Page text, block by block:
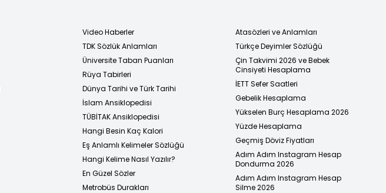
Video Haberler
TDK Sözlük Anlamları
Üniversite Taban Puanları
Rüya Tabirleri
Dünya Tarihi ve Türk Tarihi
İslam Ansiklopedisi
TÜBİTAK Ansiklopedisi
Hangi Besin Kaç Kalori
Eş Anlamlı Kelimeler Sözlüğü
Hangi Kelime Nasıl Yazılır?
En Güzel Sözler
Metrobüs Durakları
Atasözleri ve Anlamları
Türkçe Deyimler Sözlüğü
Çin Takvimi 2026 ve Bebek
Cinsiyeti Hesaplama
İETT Sefer Saatleri
Gebelik Hesaplama
Yükselen Burç Hesaplama 2026
Yüzde Hesaplama
Geçmiş Döviz Fiyatları
Adım Adım Instagram Hesap
Dondurma 2026
Adım Adım Instagram Hesap
Silme 2026